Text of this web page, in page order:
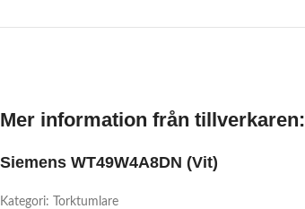
Mer information från tillverkaren:
Siemens WT49W4A8DN (Vit)
Kategori: Torktumlare